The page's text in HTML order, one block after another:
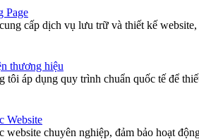
Page
cấp dịch vụ lưu trữ và thiết kế
thương hiệu
tôi áp dụng quy trình chuẩn quốc tế để
Website
website chuyên nghiệp, đảm bảo hoạt